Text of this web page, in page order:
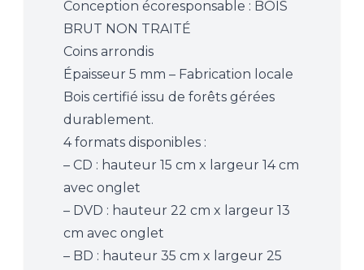
Conception écoresponsable : BOIS
BRUT NON TRAITÉ
Coins arrondis
Épaisseur 5 mm – Fabrication locale
Bois certifié issu de forêts gérées
durablement.
4 formats disponibles :
– CD : hauteur 15 cm x largeur 14 cm
avec onglet
– DVD : hauteur 22 cm x largeur 13
cm avec onglet
– BD : hauteur 35 cm x largeur 25